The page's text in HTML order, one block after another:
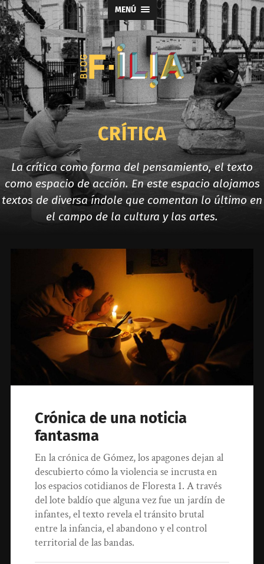
MENÚ
Blog
F-
ILIA
CRÍTICA
La crítica como forma del pensamiento, el texto
como espacio de acción. En este espacio alojamos
textos de diversa índole que comentan lo último en
el campo de la cultura y las artes.
Crónica de una noticia
fantasma
En la crónica de Gómez, los apagones dejan al
descubierto cómo la violencia se incrusta en
los espacios cotidianos de Floresta 1. A través
del lote baldío que alguna vez fue un jardín de
infantes, el texto revela el tránsito brutal
entre la infancia, el abandono y el control
territorial de las bandas.